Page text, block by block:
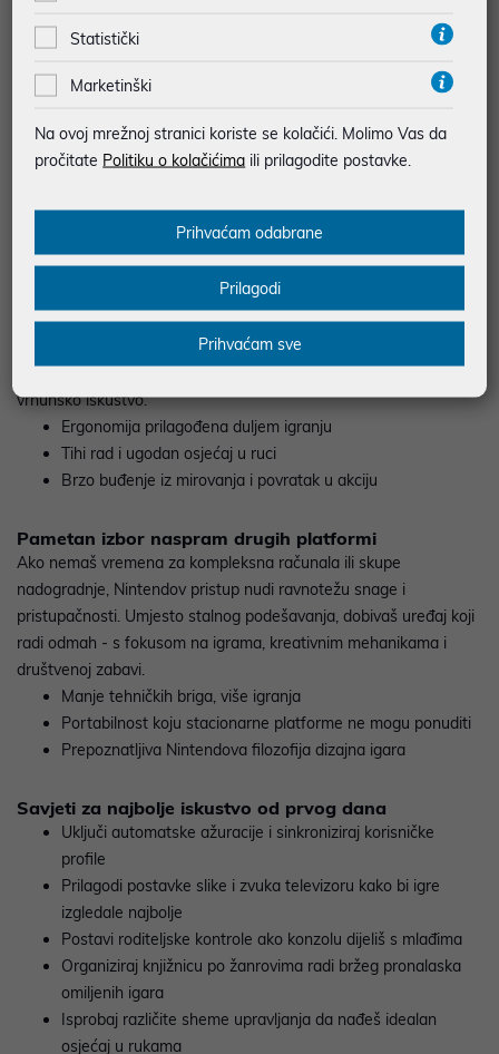
Kupnjom Switcha 2 dobivaš platformu koja spaja povoljnost,
trajnost i pregršt sadržaja. Ako već imaš iskustva s prijašnjom
Nintendo Switch konzoli
, osjetit ćeš benefite novog modela u
performansama i udobnosti, dok novi korisnici odmah dobivaju
modernu bazu za dugoročno igranje.
Širok raspon žanrova i stilova igranja
Fokus na obiteljskim značajkama i sigurnosti
Dizajn za putovanja i dnevnu rutinu
lako je ponijeti u torbi, a izdržljiv dizajn podnosi
svakodnevnu upotrebu. Poboljšani hvat, intuitivni izbornici i tiši
rad čine ga idealnim suputnikom na putu do posla, na odmorima
ili tijekom kratkih pauza. U tom ritmu i kratke sesije postaju
vrhunsko iskustvo.
Ergonomija prilagođena duljem igranju
Tihi rad i ugodan osjećaj u ruci
Brzo buđenje iz mirovanja i povratak u akciju
Pametan izbor naspram drugih platformi
Ako nemaš vremena za kompleksna računala ili skupe
nadogradnje, Nintendov pristup nudi ravnotežu snage i
pristupačnosti. Umjesto stalnog podešavanja, dobivaš uređaj koji
radi odmah - s fokusom na igrama, kreativnim mehanikama i
društvenoj zabavi.
Manje tehničkih briga, više igranja
Portabilnost koju stacionarne platforme ne mogu ponuditi
Prepoznatljiva Nintendova filozofija dizajna igara
Savjeti za najbolje iskustvo od prvog dana
Uključi automatske ažuracije i sinkroniziraj korisničke
profile
Prilagodi postavke slike i zvuka televizoru kako bi igre
izgledale najbolje
Postavi roditeljske kontrole ako konzolu dijeliš s mlađima
Organiziraj knjižnicu po žanrovima radi bržeg pronalaska
omiljenih igara
Isprobaj različite sheme upravljanja da nađeš idealan
osjećaj u rukama
Statistički
Marketinški
Na ovoj mrežnoj stranici koriste se kolačići. Molimo Vas da
pročitate Politiku o kolačićima ili prilagodite postavke.
Prihvaćam odabrane
Prilagodi
Prihvaćam sve